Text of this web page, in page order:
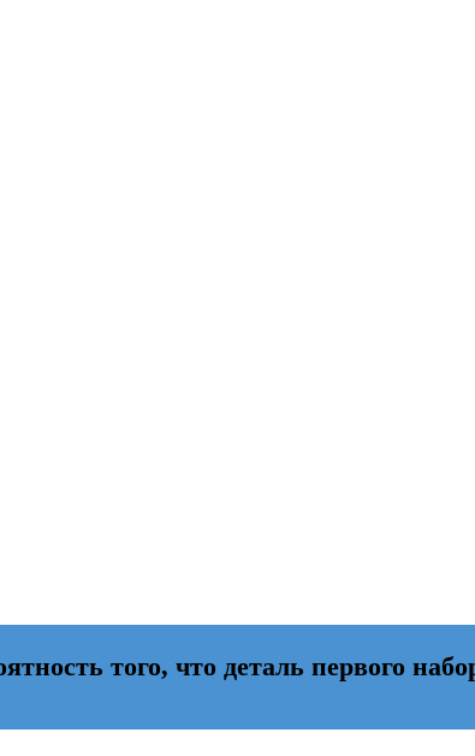
того, что деталь первого